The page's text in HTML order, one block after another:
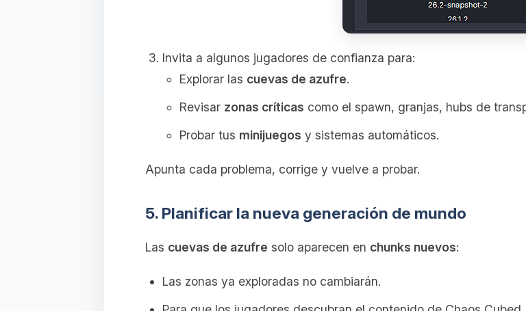
Invita a algunos jugadores de confianza para:
Explorar las cuevas de azufre.
Revisar zonas críticas como el spawn, granjas, hubs de
Probar tus minijuegos y sistemas automáticos.
Apunta cada problema, corrige y vuelve a probar.
5. Planificar la nueva generación de mundo
Las cuevas de azufre solo aparecen en chunks nuevos:
Las zonas ya exploradas no cambiarán.